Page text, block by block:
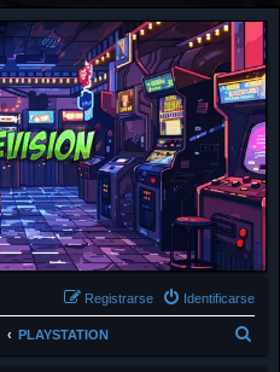
Identificarse
Registrarse
PLAYSTATION